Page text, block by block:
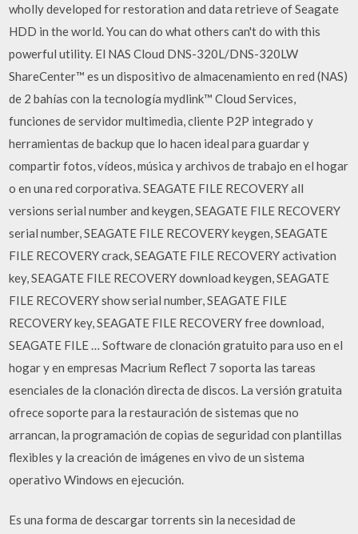
wholly developed for restoration and data retrieve of Seagate
HDD in the world. You can do what others can't do with this
powerful utility. El NAS Cloud DNS-320L/DNS-320LW
ShareCenter™ es un dispositivo de almacenamiento en red (NAS)
de 2 bahías con la tecnología mydlink™ Cloud Services,
funciones de servidor multimedia, cliente P2P integrado y
herramientas de backup que lo hacen ideal para guardar y
compartir fotos, vídeos, música y archivos de trabajo en el hogar
o en una red corporativa. SEAGATE FILE RECOVERY all
versions serial number and keygen, SEAGATE FILE RECOVERY
serial number, SEAGATE FILE RECOVERY keygen, SEAGATE
FILE RECOVERY crack, SEAGATE FILE RECOVERY activation
key, SEAGATE FILE RECOVERY download keygen, SEAGATE
FILE RECOVERY show serial number, SEAGATE FILE
RECOVERY key, SEAGATE FILE RECOVERY free download,
SEAGATE FILE … Software de clonación gratuito para uso en el
hogar y en empresas Macrium Reflect 7 soporta las tareas
esenciales de la clonación directa de discos. La versión gratuita
ofrece soporte para la restauración de sistemas que no
arrancan, la programación de copias de seguridad con plantillas
flexibles y la creación de imágenes en vivo de un sistema
operativo Windows en ejecución.
Es una forma de descargar torrents sin la necesidad de